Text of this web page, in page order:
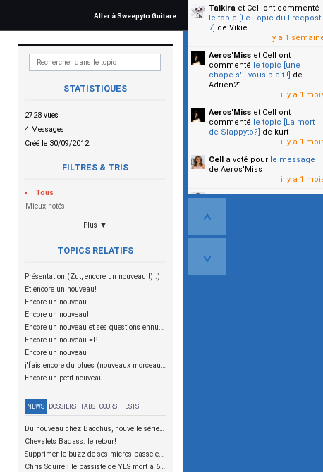
Aller à Sweepyto Guitare
STATISTIQUES
2728 vues
4 Messages
Créé le 30/09/2012
FILTRES & TRIS
Tous
Mieux notés
Plus ▼
TOPICS RELATIFS
Présentation (Zut, encore un nouveau !) :)
Et encore un nouveau!
Encore un nouveau
Encore un nouveau!
Encore un nouveau et ses questions ennuyeuses!
Encore un nouveau =P
Encore un nouveau !
j'fais encore du blues (nouveaux morceaux en écoute!)
Encore un petit nouveau !
NEWS DOSSIERS TABS COURS TESTS
Du nouveau chez Bacchus, nouvelle série SCD
Chevalets Badass: le retour!
Supprimer le buzz de ses micros basse en reliant les aimants à la masse
Chris Squire : le bassiste de YES mort à 67 ans
Taikira et Cell ont commenté
le topic [Le Topic du Freepost
7] de Vikie
il y a 1
Aeros'Miss et Cell ont
commenté le topic [une
chope s'il vous plait !] de
Adrien21
il y a 1
Aeros'Miss et Cell ont
commenté le topic [La mort
de Slappyto?] de kurt
il y a 1
Cell a voté pour le message
de Aeros'Miss
il y a 1
Cella voté pourle message